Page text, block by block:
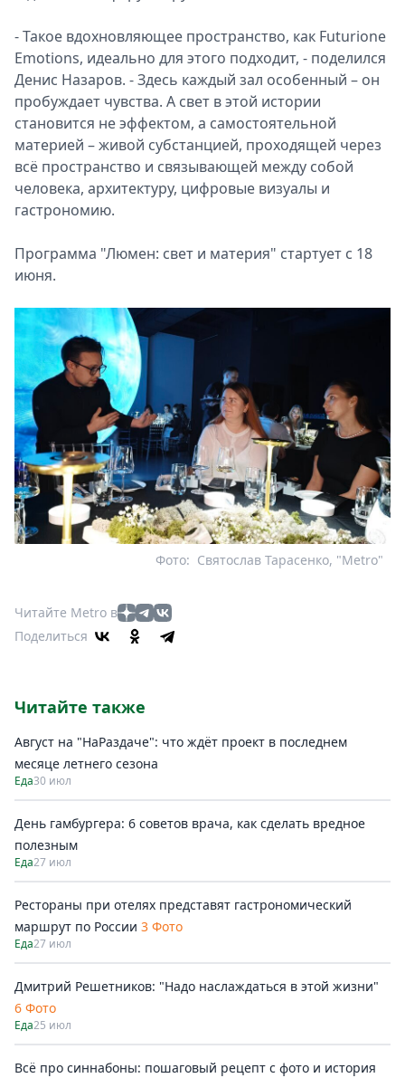
- Такое вдохновляющее пространство, как Futurione
Emotions, идеально для этого подходит, - поделился
Денис Назаров. - Здесь каждый зал особенный – он
пробуждает чувства. А свет в этой истории
становится не эффектом, а самостоятельной
материей – живой субстанцией, проходящей через
всё пространство и связывающей между собой
человека, архитектуру, цифровые визуалы и
гастрономию.
Программа "Люмен: свет и материя" стартует с 18
июня.
Святослав Тарасенко, "Metro"
Фото:
Читайте Metro в
Поделиться
Читайте также
Август на "НаРаздаче": что ждёт проект в последнем
месяце летнего сезона
Еда30 июл
День гамбургера: 6 советов врача, как сделать вредное
полезным
Еда27 июл
Рестораны при отелях представят гастрономический
маршрут по России 3 Фото
Еда27 июл
Дмитрий Решетников: "Надо наслаждаться в этой жизни"
6 Фото
Еда25 июл
Всё про синнабоны: пошаговый рецепт с фото и история